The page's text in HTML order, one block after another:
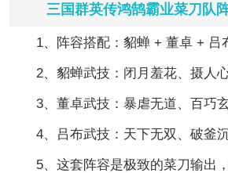
三国群英传鸿鹄霸业菜刀队
1、阵容搭配：貂蝉 + 董卓 + 吕
2、貂蝉武技：闭月羞花、摄人
3、董卓武技：暴虐无道、百巧
4、吕布武技：天下无双、破釜
5、这套阵容是极致的菜刀输出